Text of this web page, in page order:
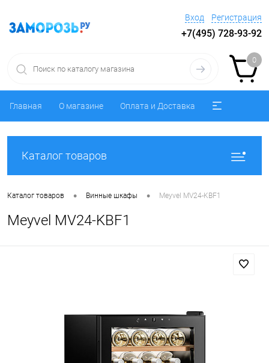
Вход Регистрация
+7(495) 728-93-92
0
Главная О магазине Оплата и Доставка
Каталог товаров
Каталог товаров • Винные шкафы • Meyvel MV24-KBF1
Meyvel MV24-KBF1